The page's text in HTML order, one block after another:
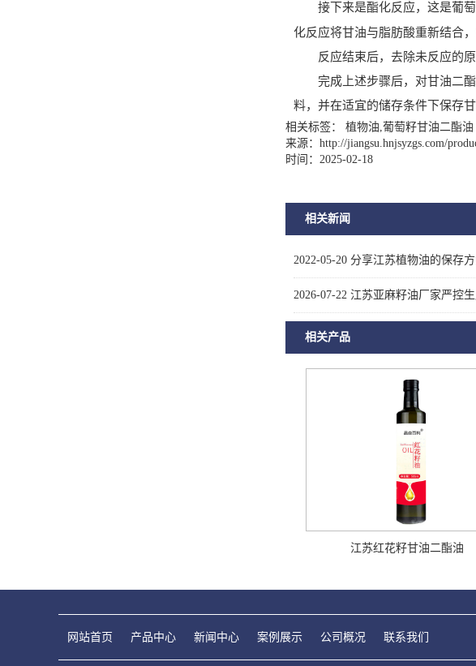
接下来是酯化反应，这是葡萄
化反应将甘油与脂肪酸重新结合
反应结束后，去除未反应的原
完成上述步骤后，对甘油二酯
料，并在适宜的储存条件下保存
相关标签： 植物油,葡萄籽甘油二酯油
来源： http://jiangsu.hnjsyzgs.com/
时间：2025-02-18
相关新闻
2022-05-20 分享江苏植物油的保存
2026-07-22 江苏亚麻籽油厂家严控
相关产品
江苏红花籽甘油二酯油
网站首页 产品中心 新闻中心 案例展示 公司概况 联系我们